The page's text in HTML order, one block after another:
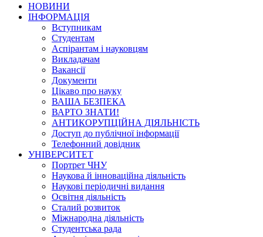
НОВИНИ
ІНФОРМАЦІЯ
Вступникам
Студентам
Аспірантам і науковцям
Викладачам
Вакансії
Документи
Цікаво про науку
ВАША БЕЗПЕКА
ВАРТО ЗНАТИ!
АНТИКОРУПЦІЙНА ДІЯЛЬНІСТЬ
Доступ до публічної інформації
Телефонний довідник
УНІВЕРСИТЕТ
Портрет ЧНУ
Наукова й інноваційна діяльність
Наукові періодичні видання
Освітня діяльність
Сталий розвиток
Міжнародна діяльність
Студентська рада